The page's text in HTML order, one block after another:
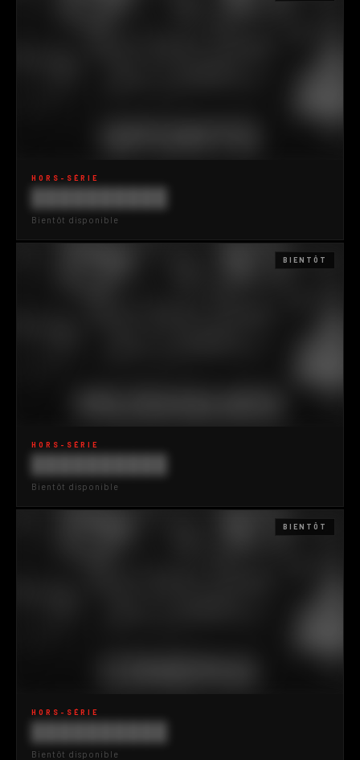
HORS-SÉRIE
Bientôt disponible
BIENTÔT
HORS-SÉRIE
Bientôt disponible
BIENTÔT
HORS-SÉRIE
Bientôt disponible